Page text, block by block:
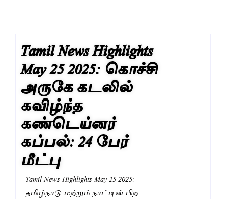
Tamil News Highlights
May 25 2025: கொச்சி
அருகே கடலில்
கவிழ்ந்த
கண்டெய்னர்
கப்பல்: 24 பேர்
மீட்பு
Tamil News Highlights May 25 2025:
தமிழ்நாடு மற்றும் நாட்டின் பிற